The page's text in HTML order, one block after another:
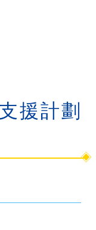
援計劃